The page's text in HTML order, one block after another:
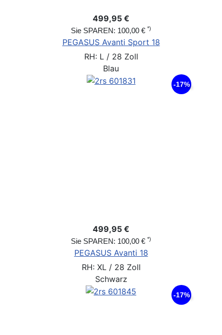
499,95 €
Sie SPAREN: 100,00 € *)
PEGASUS Avanti Sport 18
RH: L / 28 Zoll
Blau
-17%
499,95 €
Sie SPAREN: 100,00 € *)
PEGASUS Avanti 18
RH: XL / 28 Zoll
Schwarz
-17%